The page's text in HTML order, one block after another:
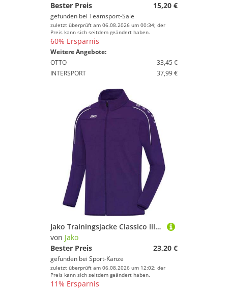
Bester Preis
15,20 €
gefunden bei Teamsport-Sale
zuletzt überprüft am 06.08.2026 um 00:34; der
Preis kann sich seitdem geändert haben.
60% Ersparnis
Weitere Angebote:
OTTO
33,45 €
INTERSPORT
37,99 €
Jako Trainingsjacke Classico lila 8750 10 Gr. 140
von Jako
Bester Preis
23,20 €
gefunden bei Sport-Kanze
zuletzt überprüft am 06.08.2026 um 12:02; der
Preis kann sich seitdem geändert haben.
11% Ersparnis